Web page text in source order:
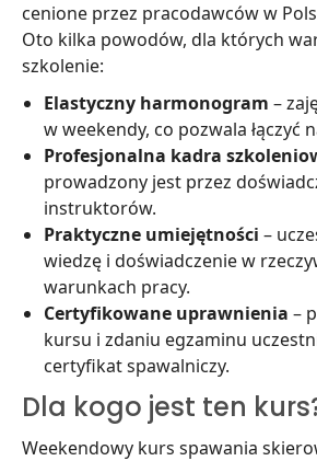
cenione przez pracodawców w
Oto kilka powodów, dla których
szkolenie:
Elastyczny harmonogram –
w weekendy, co pozwala łączyć
Profesjonalna kadra
prowadzony jest przez
instruktorów.
Praktyczne umiejętności –
wiedzę i doświadczenie w
warunkach pracy.
Certyfikowane uprawnienia –
kursu i zdaniu egzaminu
certyfikat spawalniczy.
Dla kogo jest ten
Weekendowy kurs spawania